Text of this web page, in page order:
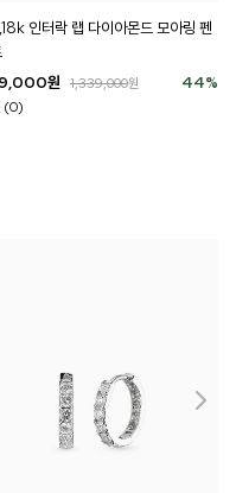
인터락 랩 다이아몬드 모아링 펜
44%
원 1,339,000원
(0)